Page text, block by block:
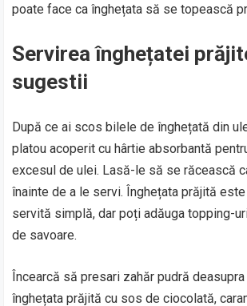
poate face ca înghețata să se topească
Servirea înghețatei
sugestii
După ce ai scos bilele de înghețată din
platou acoperit cu hârtie absorbantă
excesul de ulei. Lasă-le să se răcească
înainte de a le servi. Înghețata prăjită
servită simplă, dar poți adăuga topping-
de savoare.
Încearcă să presari zahăr pudră
înghețata prăjită cu sos de ciocolată,